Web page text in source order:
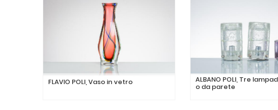
FLAVIO POLI, Vaso in vetro ALBANO POLI, Tre
o da parete